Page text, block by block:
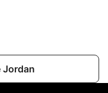
Jordan